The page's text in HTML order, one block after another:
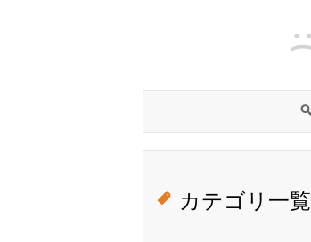
カテゴリ一覧